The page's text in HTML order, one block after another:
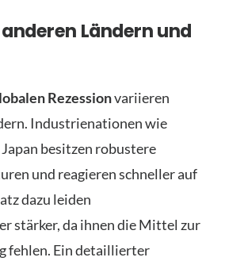
Ländern und
Rezessionvariieren
Industrienationen wie
besitzen robustere
und reagieren schneller auf
dazu leiden
stärker, da ihnen die Mittel zur
fehlen. Ein detaillierter